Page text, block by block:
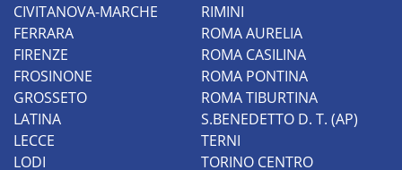
CIVITANOVA-MARCHE
FERRARA
FIRENZE
FROSINONE
GROSSETO
LATINA
LECCE
LODI
RIMINI
ROMA AURELIA
ROMA CASILINA
ROMA PONTINA
ROMA TIBURTINA
S.BENEDETTO D. T. (AP)
TERNI
TORINO CENTRO